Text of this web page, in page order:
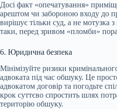
Досі факт «опечатування»
арештом чи забороною входу до
вирішує тільки суд, а не мотузка
таки, перед зривом «пломби»
6. Юридична безпека
Мінімізуйте ризики
адвоката під час обшуку. Це
адвокатом договір та погодьте
крок суттєво спростить шлях
територію обшуку.